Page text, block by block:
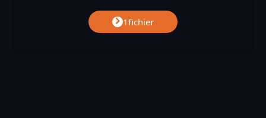
1fichier